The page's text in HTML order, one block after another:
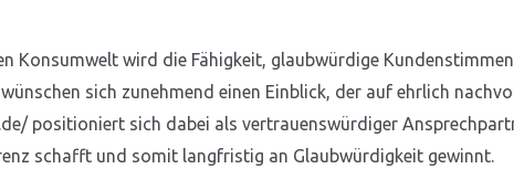
Konsumwelt wird die Fähigkeit, glaubwürdige
sich zunehmend einen Einblick, der auf ehrlich
positioniert sich dabei als vertrauenswürdiger
schafft und somit langfristig an Glaubwürdigkeit gewinnt.